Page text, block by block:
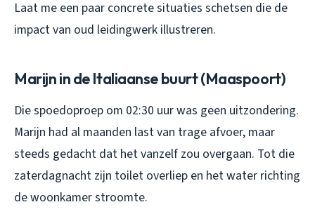
Laat me een paar concrete situaties schetsen die de
impact van oud leidingwerk illustreren.
Marijn in de Italiaanse buurt (Maaspoort)
Die spoedoproep om 02:30 uur was geen uitzondering.
Marijn had al maanden last van trage afvoer, maar
steeds gedacht dat het vanzelf zou overgaan. Tot die
zaterdagnacht zijn toilet overliep en het water richting
de woonkamer stroomte.